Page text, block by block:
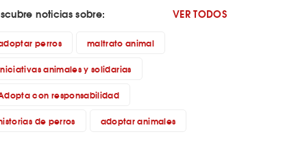
noticias sobre: VER TODOS
perros
maltrato animal
animales y solidarias
con responsabilidad
de perros
adoptar animales